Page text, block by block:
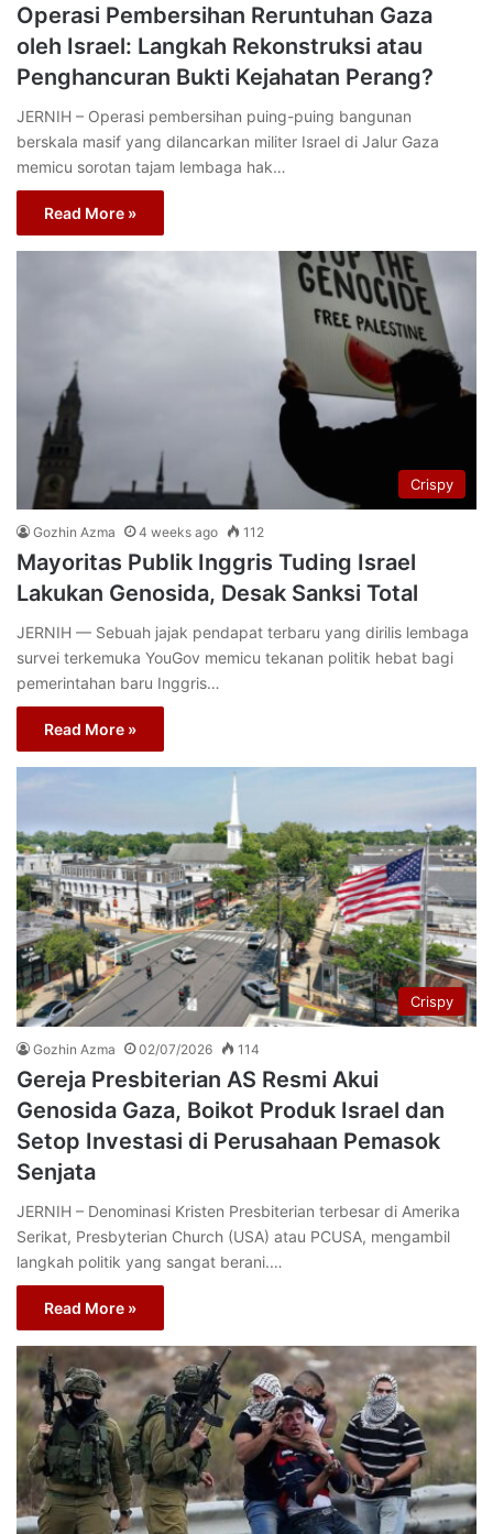
Operasi Pembersihan Reruntuhan Gaza
oleh Israel: Langkah Rekonstruksi atau
Penghancuran Bukti Kejahatan Perang?
JERNIH – Operasi pembersihan puing-puing bangunan
berskala masif yang dilancarkan militer Israel di Jalur Gaza
memicu sorotan tajam lembaga hak…
Read More »
Crispy
Gozhin Azma 4 weeks ago 112
Mayoritas Publik Inggris Tuding Israel
Lakukan Genosida, Desak Sanksi Total
JERNIH — Sebuah jajak pendapat terbaru yang dirilis lembaga
survei terkemuka YouGov memicu tekanan politik hebat bagi
pemerintahan baru Inggris…
Read More »
Crispy
Gozhin Azma 02/07/2026 114
Gereja Presbiterian AS Resmi Akui
Genosida Gaza, Boikot Produk Israel dan
Setop Investasi di Perusahaan Pemasok
Senjata
JERNIH – Denominasi Kristen Presbiterian terbesar di Amerika
Serikat, Presbyterian Church (USA) atau PCUSA, mengambil
langkah politik yang sangat berani.…
Read More »